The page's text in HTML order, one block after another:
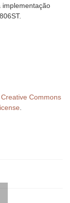
implementação
Creative Commons
.